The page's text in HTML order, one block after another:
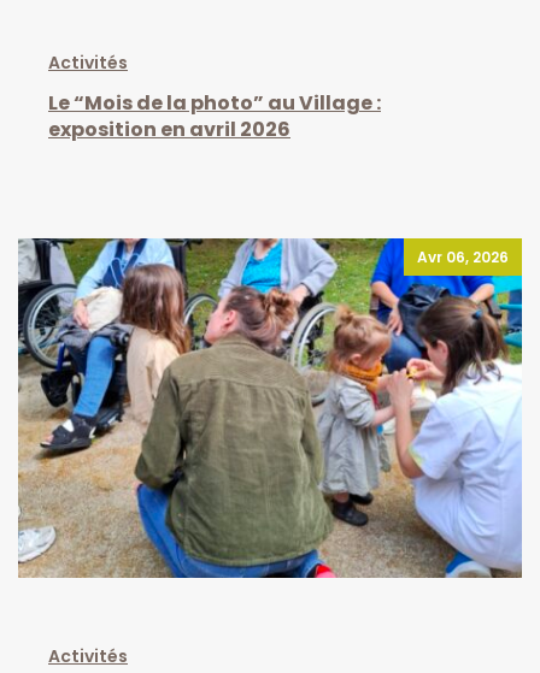
Activités
Le “Mois de la photo” au Village :
exposition en avril 2026
Avr 06, 2026
Activités